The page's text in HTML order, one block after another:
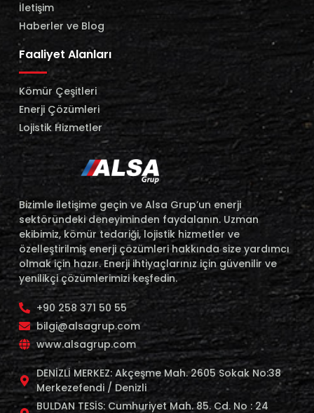
İletişim
Haberler ve Blog
Faaliyet Alanları
Kömür Çeşitleri
Enerji Çözümleri
Lojistik Hizmetler
Bizimle iletişime geçin ve Alsa Grup’un enerji
sektöründeki deneyiminden faydalanın. Uzman
ekibimiz, kömür tedariği, lojistik hizmetler ve
özelleştirilmiş enerji çözümleri hakkında size yardımcı
olmak için hazır. Enerji ihtiyaçlarınız için güvenilir ve
yenilikçi çözümlerimizi keşfedin.
+90 258 371 50 55
bilgi@alsagrup.com
www.alsagrup.com
DENİZLİ MERKEZ: Akçeşme Mah. 2605 Sokak No:38
Merkezefendi / Denizli
BULDAN TESİS: Cumhuriyet Mah. 85. Cd. No : 24